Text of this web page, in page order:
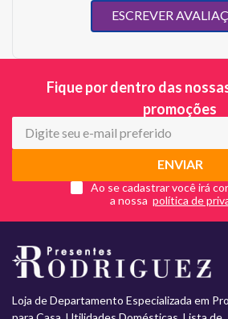
ESCREVER
Fique por dentro das
promoções
ENVIAR
Ao se cadastrar você irá
a nossa
Loja de Departamento Especializada em